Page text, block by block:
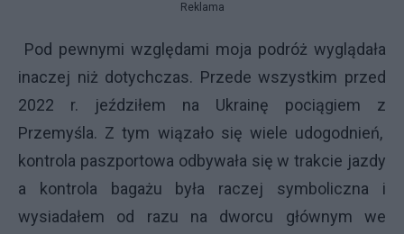
Reklama
Pod pewnymi względami moja podróż wyglądała
inaczej niż dotychczas. Przede wszystkim przed
2022 r. jeździłem na Ukrainę pociągiem z
Przemyśla. Z tym wiązało się wiele udogodnień,
kontrola paszportowa odbywała się w trakcie jazdy
a kontrola bagażu była raczej symboliczna i
wysiadałem od razu na dworcu głównym we